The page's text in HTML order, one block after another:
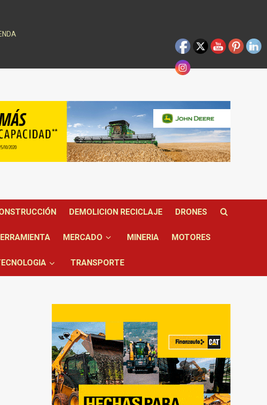
DEMOLICION RECICLAJE DRONES
MERCADO MINERIA MOTORES
TRANSPORTE